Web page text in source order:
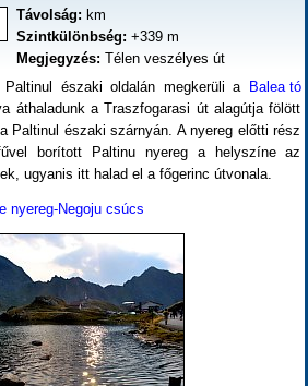
Távolság: km
Szintkülönbség: +339 m
Megjegyzés: Télen veszélyes út
északi oldalán megkerüli a Balea tó
áthaladunk a Traszfogarasi út alagútja fölött
Paltinul északi szárnyán. A nyereg előtti rész
borított Paltinu nyereg a helyszíne az
ugyanis itt halad el a főgerinc útvonala.
nyereg-Negoju csúcs